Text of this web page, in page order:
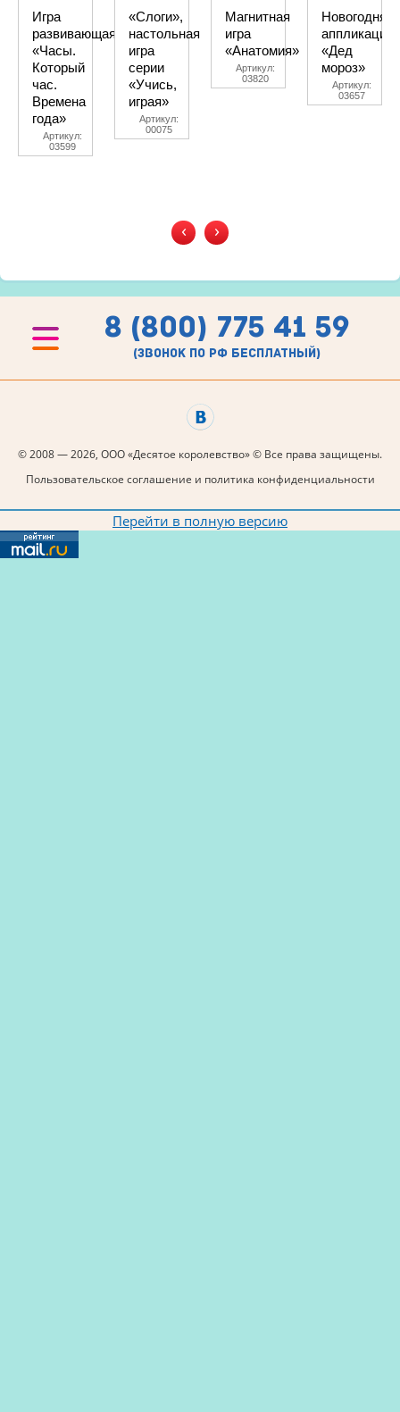
Игра
развивающая
«Часы.
Который
час.
Времена
года»
Артикул:
03599
«Слоги»,
настольная
игра
серии
«Учись,
играя»
Артикул:
00075
Магнитная
игра
«Анатомия»
Артикул:
03820
Новогодняя
аппликация
«Дед
мороз»
Артикул:
03657
‹ ›
8 (800) 775 41 59
(звонок по рф бесплатный)
© 2008 — 2026, ООО «Десятое королевство» © Все права защищены.
Пользовательское соглашение и политика конфиденциальности
Перейти в полную версию